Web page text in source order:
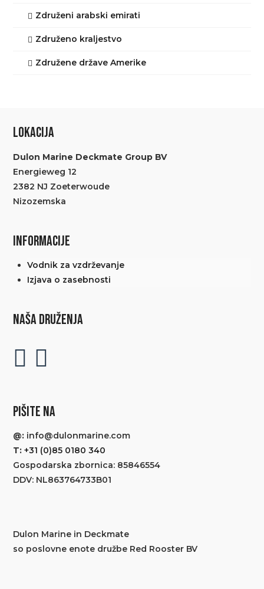
Združeni arabski emirati
Združeno kraljestvo
Združene države Amerike
LOKACIJA
Dulon Marine Deckmate Group BV
Energieweg 12
2382 NJ Zoeterwoude
Nizozemska
INFORMACIJE
Vodnik za vzdrževanje
Izjava o zasebnosti
NAŠA DRUŽENJA
PIŠITE NA
@: info@dulonmarine.com
T: +31 (0)85 0180 340
Gospodarska zbornica: 85846554
DDV: NL863764733B01
Dulon Marine in Deckmate
so poslovne enote družbe Red Rooster BV